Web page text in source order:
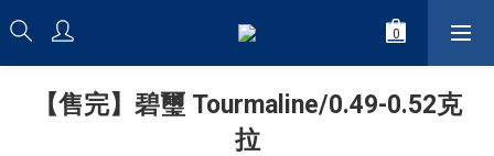
【售完】碧璽 Tourmaline/0.49-0.52克
拉